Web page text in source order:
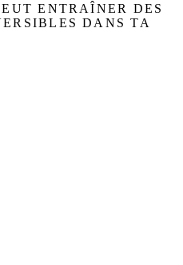
ENTRAÎNER DES
DANS TA